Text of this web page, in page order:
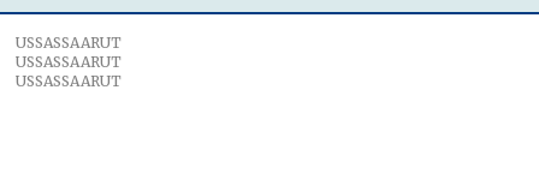
USSASSAARUT
USSASSAARUT
USSASSAARUT